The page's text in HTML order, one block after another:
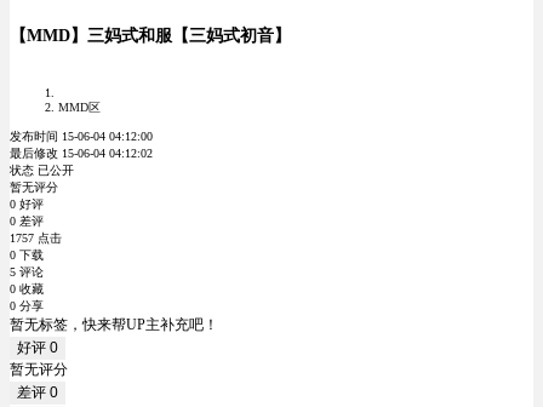
【MMD】三妈式和服【三妈式初音】
MMD区
发布时间 15-06-04 04:12:00
最后修改 15-06-04 04:12:02
状态 已公开
暂无评分
0 好评
0 差评
1757 点击
0 下载
5 评论
0 收藏
0 分享
暂无标签，快来帮UP主补充吧！
好评 0
暂无评分
差评 0